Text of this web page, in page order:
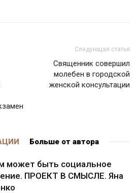
Следующая статья
Священник совершил
молебен в городской
женской консультации
Больше от автора
может быть социальное
ПРОЕКТ В СМЫСЛЕ. Яна